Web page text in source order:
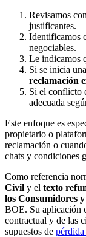
Revisamos
justificantes.
Identificamos
negociables.
Le indicamos
Si se inicia
reclamación
Si el conflicto
adecuada
Este enfoque es
propietario o
reclamación o
chats y condiciones
Como referencia
Civil y el texto
los Consumidores
BOE. Su aplicación
contractual y de las
supuestos de